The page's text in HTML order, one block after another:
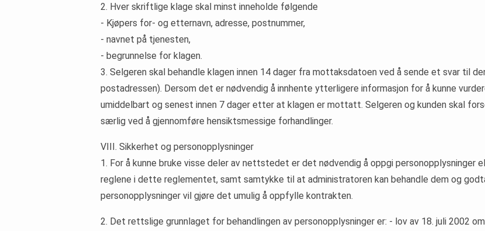
2. Hver skriftlige klage skal minst inneholde følgende
- Kjøpers for- og etternavn, adresse, postnummer,
- navnet på tjenesten,
- begrunnelse for klagen.
3. Selgeren skal behandle klagen innen 14 dager fra mottaksdatoen ved å sende et svar til
postadressen). Dersom det er nødvendig å innhente ytterligere informasjon for å kunne
umiddelbart og senest innen 7 dager etter at klagen er mottatt. Selgeren og kunden skal
særlig ved å gjennomføre hensiktsmessige forhandlinger.
VIII. Sikkerhet og personopplysninger
1. For å kunne bruke visse deler av nettstedet er det nødvendig å oppgi
reglene i dette reglementet, samt samtykke til at administratoren kan behandle dem og
personopplysninger vil gjøre det umulig å oppfylle kontrakten.
2. Det rettslige grunnlaget for behandlingen av personopplysninger er: - lov av 18. juli 2002